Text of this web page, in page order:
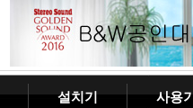
설치기 사용